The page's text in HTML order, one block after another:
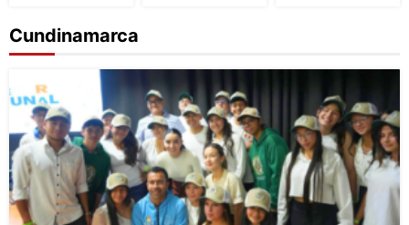
Cundinamarca